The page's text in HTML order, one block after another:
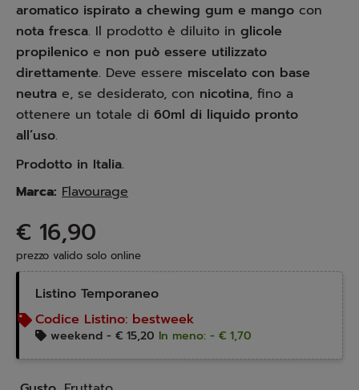
aromatico ispirato a chewing gum e mango con
nota fresca. Il prodotto è diluito in glicole
propilenico e non può essere utilizzato
direttamente. Deve essere miscelato con base
neutra e, se desiderato, con nicotina, fino a
ottenere un totale di 60ml di liquido pronto
all’uso.
Prodotto in Italia.
Marca: Flavourage
€ 16,90
prezzo valido solo online
Listino Temporaneo
Codice Listino: bestweek
weekend - € 15,20 In meno: - € 1,70